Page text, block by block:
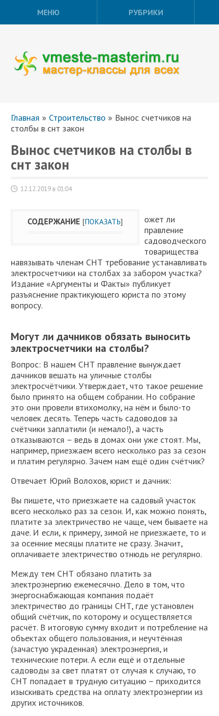
МЕНЮ РУБРИКИ
Главная » Строительство » Вынос счетчиков на
столбы в снт закон
Вынос счетчиков на столбы в
снт закон
12.12.2019 в 01:04
СОДЕРЖАНИЕ [ПОКАЗАТЬ]
ожет ли
правление
садоводческого
товарищества
навязывать членам СНТ требование устанавливать
электросчетчики на столбах за забором участка?
Издание «Аргументы и Факты» публикует
разъяснение практикующего юриста по этому
вопросу.
Могут ли дачников обязать выносить
электросчетчики на столбы?
Вопрос: В нашем СНТ правление вынуждает
дачников вешать на уличные столбы
электросчётчики. Утверждает, что такое решение
было принято на общем собрании. Но собрание
это они провели втихомолку, на нём и было-то
человек десять. Теперь часть садоводов за
счётчики заплатили (и немало!), а часть
отказываются – ведь в домах они уже стоят. Мы,
например, приезжаем всего несколько раз за сезон
и платим регулярно. Зачем нам ещё один счётчик?
Отвечает Юрий Волохов, юрист и дачник:
Вы пишете, что приезжаете на садовый участок
всего несколько раз за сезон. И, как можно понять,
платите за электричество не чаще, чем бываете на
даче. И если, к примеру, зимой не приезжаете, то и
за осенние месяцы платите не сразу. Значит,
оплачиваете электричество отнюдь не регулярно.
Между тем СНТ обязано платить за
электроэнергию ежемесячно. Дело в том, что
энергоснабжающая компания подаёт
электричество до границы СНТ, где установлен
общий счётчик, по которому и осуществляется
расчёт. В итоговую сумму входит и потребление на
объектах общего пользования, и неучтённая
(зачастую украденная) электроэнергия, и
технические потери. А если ещё и отдельные
садоводы за свет платят от случая к случаю, то
СНТ попадает в трудную ситуацию – приходится
изыскивать средства на оплату электроэнергии из
других источников.